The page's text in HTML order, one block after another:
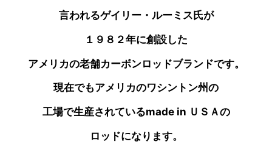
言われるゲイリー・ルーミス氏が
１９８２年に創設した
アメリカの老舗カーボンロッドブランドです。
現在でもアメリカのワシントン州の
工場で生産されているmade in ＵＳＡの
ロッドになります。